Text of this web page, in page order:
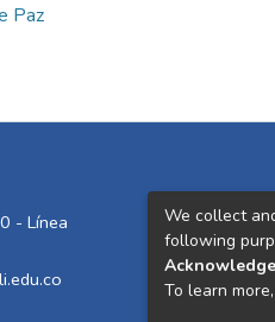
Paz
- Línea
We collect
following
To learn